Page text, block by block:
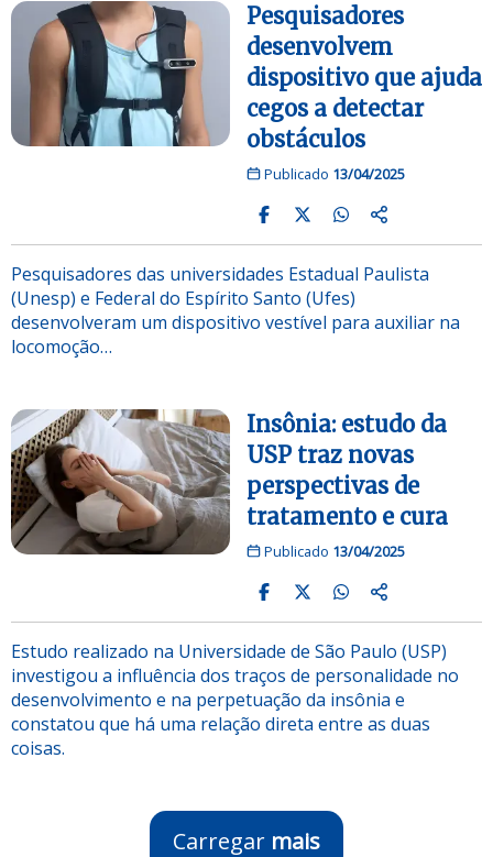
Pesquisadores
desenvolvem
dispositivo que ajuda
cegos a detectar
obstáculos
Publicado 13/04/2025
Pesquisadores das universidades Estadual Paulista
(Unesp) e Federal do Espírito Santo (Ufes)
desenvolveram um dispositivo vestível para auxiliar na
locomoção…
Insônia: estudo da
USP traz novas
perspectivas de
tratamento e cura
Publicado 13/04/2025
Estudo realizado na Universidade de São Paulo (USP)
investigou a influência dos traços de personalidade no
desenvolvimento e na perpetuação da insônia e
constatou que há uma relação direta entre as duas
coisas.
Carregar mais